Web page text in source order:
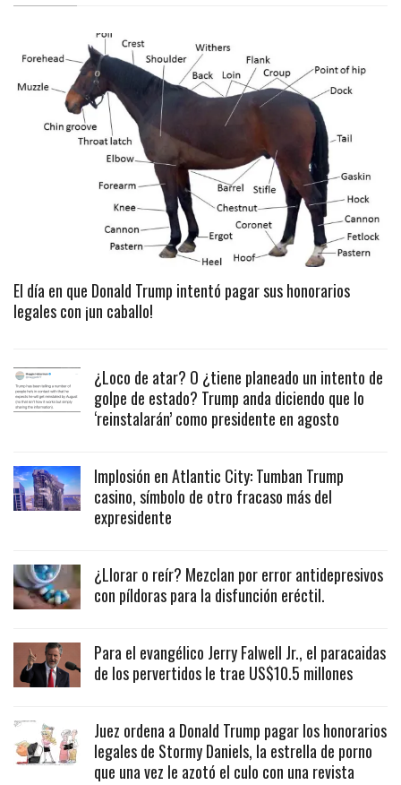
El día en que Donald Trump intentó pagar sus honorarios
legales con ¡un caballo!
¿Loco de atar? O ¿tiene planeado un intento de
golpe de estado? Trump anda diciendo que lo
‘reinstalarán’ como presidente en agosto
Implosión en Atlantic City: Tumban Trump
casino, símbolo de otro fracaso más del
expresidente
¿Llorar o reír? Mezclan por error antidepresivos
con píldoras para la disfunción eréctil.
Para el evangélico Jerry Falwell Jr., el paracaidas
de los pervertidos le trae US$10.5 millones
Juez ordena a Donald Trump pagar los honorarios
legales de Stormy Daniels, la estrella de porno
que una vez le azotó el culo con una revista